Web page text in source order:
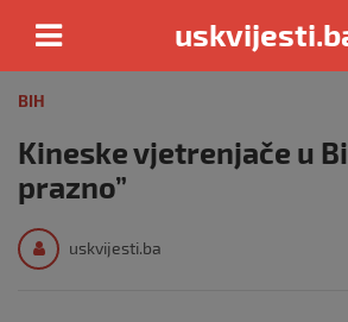
content
BIH
Kineske vjetrenjače u
prazno”
uskvijesti.ba